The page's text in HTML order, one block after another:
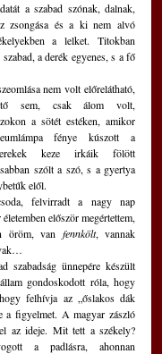
a szabad szónak, dalnak,
zsongása és a ki nem alvó
a lelket. Titokban
a derék egyenes, s a fő
sem, csak álom volt,
a sötét estéken, amikor
fénye kúszott a
keze irkáik fölött
szólt a szó, s a gyertya
elől.
először megértettem,
öröm, van fennkölt, vannak
gondoskodott róla, hogy
felhívja az „őslakos dák
a figyelmet. A magyar zászló
az ideje. Mit tett a székely?
a padlásra, ahonnan